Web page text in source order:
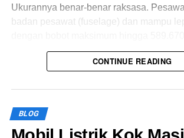
Ukurannya benar-benar raksasa.
badan pesawat (fuselage) dan mampu
Bukan Balapan, Tapi
Tetap Nempel
Kalau biasanya mobil sport diuji dengan
melawan jet tempur, Porsche memilih
CONTINUE READING
BLOG